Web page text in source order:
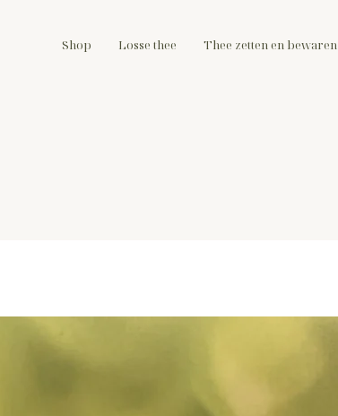
Shop Losse thee Thee zetten en bewaren